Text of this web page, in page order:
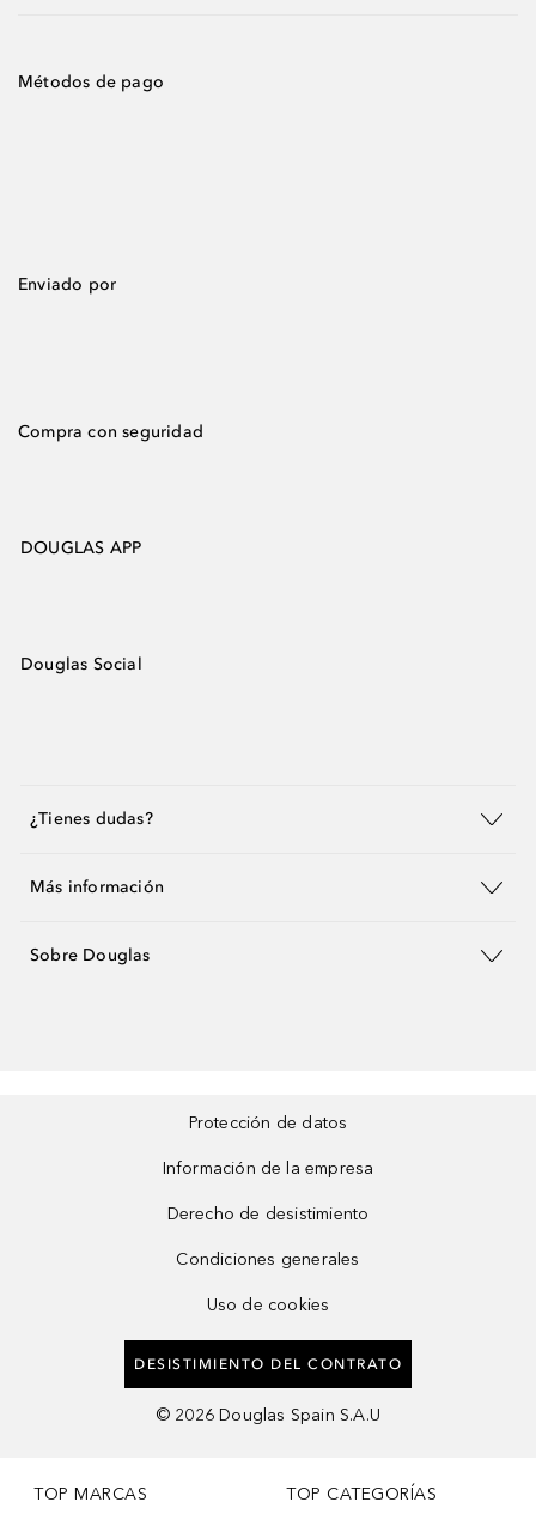
Métodos de pago
Enviado por
Compra con seguridad
DOUGLAS APP
Douglas Social
¿Tienes dudas?
Más información
Sobre Douglas
Protección de datos
Información de la empresa
Derecho de desistimiento
Condiciones generales
Uso de cookies
DESISTIMIENTO DEL CONTRATO
© 2026 Douglas Spain S.A.U
TOP MARCAS TOP CATEGORÍAS